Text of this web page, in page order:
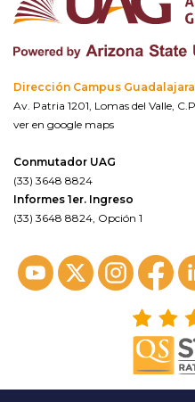
Dirección Campus Guadalajara
Av. Patria 1201, Lomas del Valle,
ver en google maps
Conmutador UAG
(33) 3648 8824
Informes 1er. Ingreso
(33) 3648 8824, Opción 1